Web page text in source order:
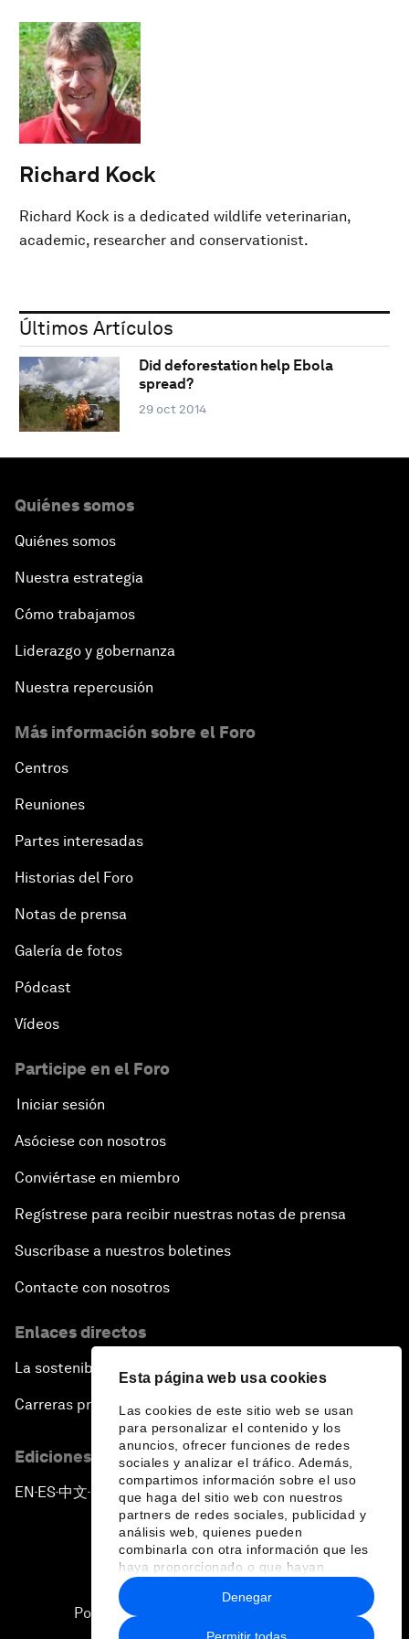
Esta página web usa cookies
Las cookies de este sitio web se usan
para personalizar el contenido y los
anuncios, ofrecer funciones de redes
sociales y analizar el tráfico. Además,
compartimos información sobre el uso
que haga del sitio web con nuestros
partners de redes sociales, publicidad y
análisis web, quienes pueden
combinarla con otra información que les
haya proporcionado o que hayan
recopilado a partir del uso que haya
hecho de sus servicios.
Permitir todas
Denegar
Richard Kock
Richard Kock is a dedicated wildlife veterinarian,
academic, researcher and conservationist.
Últimos Artículos
Did deforestation help Ebola
spread?
29 oct 2014
Quiénes somos
Quiénes somos
Nuestra estrategia
Cómo trabajamos
Liderazgo y gobernanza
Nuestra repercusión
Más información sobre el Foro
Centros
Reuniones
Partes interesadas
Historias del Foro
Notas de prensa
Galería de fotos
Pódcast
Vídeos
Participe en el Foro
Iniciar sesión
Asóciese con nosotros
Conviértase en miembro
Regístrese para recibir nuestras notas de prensa
Suscríbase a nuestros boletines
Contacte con nosotros
Enlaces directos
La sostenibilidad en el Foro
Carreras profesionales
Ediciones en otros idiomas
EN ▪ES▪中文▪ 日本語
Política de privacidad y normas de uso